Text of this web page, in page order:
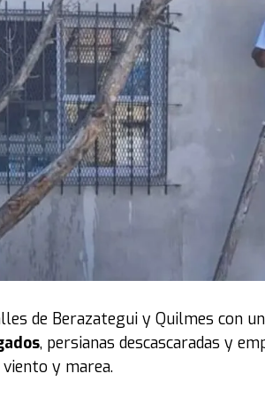
308 metros cuadrados.
del PJ señaló: “Si no
una frustración
libertario, algunos con mayor
con una fuerte cuota de ignorancia
la pongan las provincias. Se la
hay familiares que vienen a
ahora integra LLA.
en la intervención de la
con los libertarios no
permitió el ingreso de varios
de Berazategui y Quilmes con
, persianas descascaradas y
viento y marea.